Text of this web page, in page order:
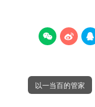
  
以一当百的管家